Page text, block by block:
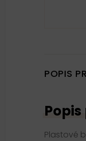
POPIS
Plastové